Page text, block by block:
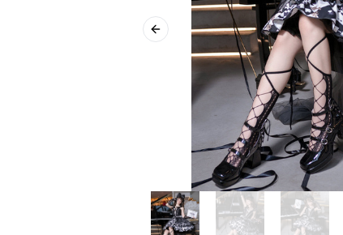
Previous slide